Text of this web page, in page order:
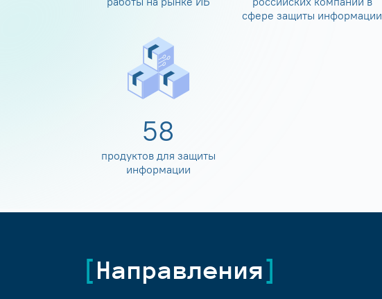
сфере защиты информации
60
продуктов для защиты
информации
Направления